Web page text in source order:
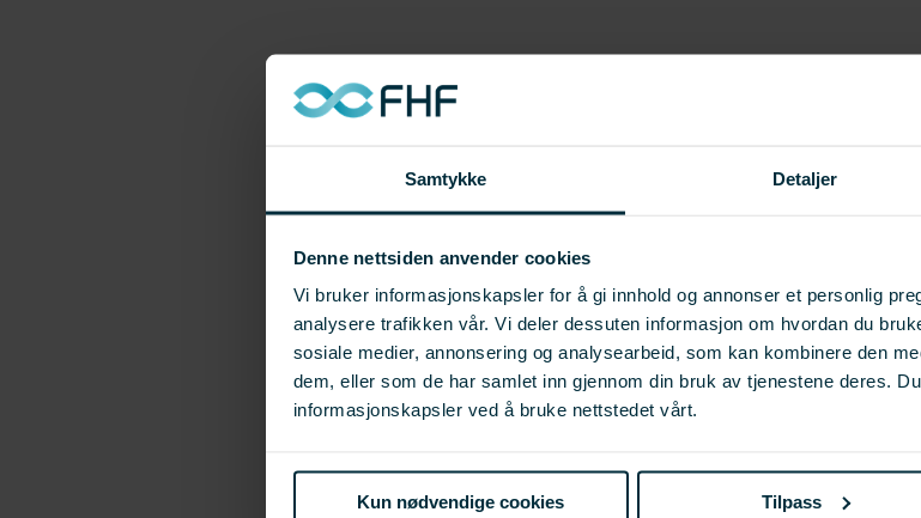
Samtykke Detaljer
Denne nettsiden anvender cookies
Vi bruker informasjonskapsler for å gi innhold og annonser et personlig
analysere trafikken vår. Vi deler dessuten informasjon om hvordan du
sosiale medier, annonsering og analysearbeid, som kan kombinere den
dem, eller som de har samlet inn gjennom din bruk av tjenestene deres.
informasjonskapsler ved å bruke nettstedet vårt.
Kun nødvendige cookies Tilpass